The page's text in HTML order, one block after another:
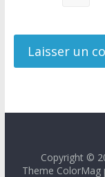
Copyright ©
Theme ColorMag